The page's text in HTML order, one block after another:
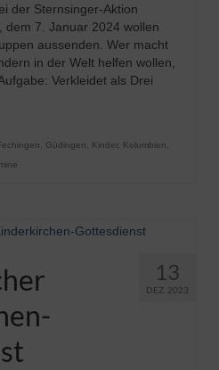
der Sternsinger-Aktion
dem 7. Januar 2024 wollen
aussenden. Wer macht
in der Welt helfen wollen,
Verkleidet als Drei
, Güdingen, Kinder, Kolumbien,
13
DEZ. 2023